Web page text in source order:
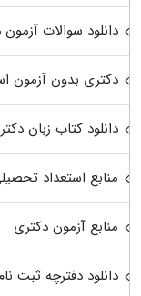
دانلود سوالات
دکتری بدون آزمون
دانلود کتاب زبان
منابع استعداد
منابع آزمون دکتری
دانلود دفترچه ثبت